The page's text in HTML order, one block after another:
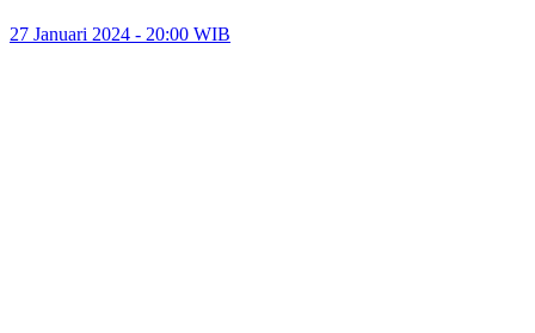
27 Januari 2024 - 20:00 WIB